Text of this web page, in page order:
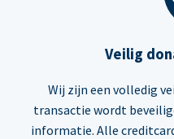
Veilig
Wij zijn een volledig
transactie wordt
informatie. Alle